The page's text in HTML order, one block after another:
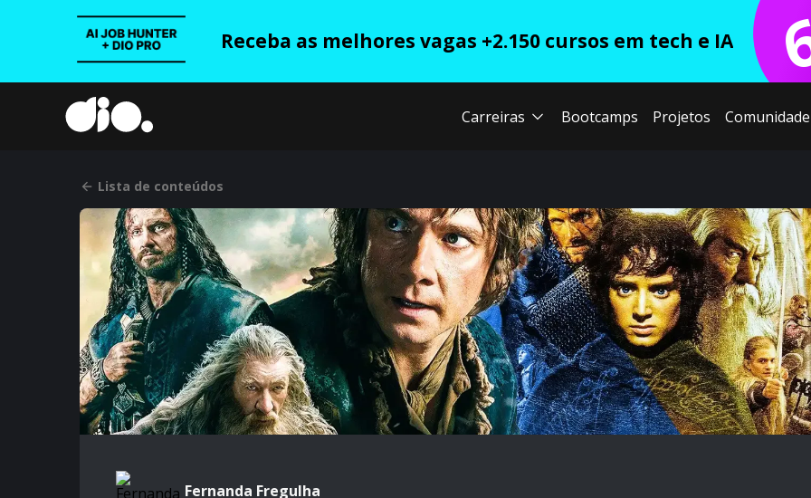
Receba as melhores vagas +2.150 cursos em tech e IA
Carreiras Bootcamps Projetos Comunidade
Lista de conteúdos
Fernanda Fregulha